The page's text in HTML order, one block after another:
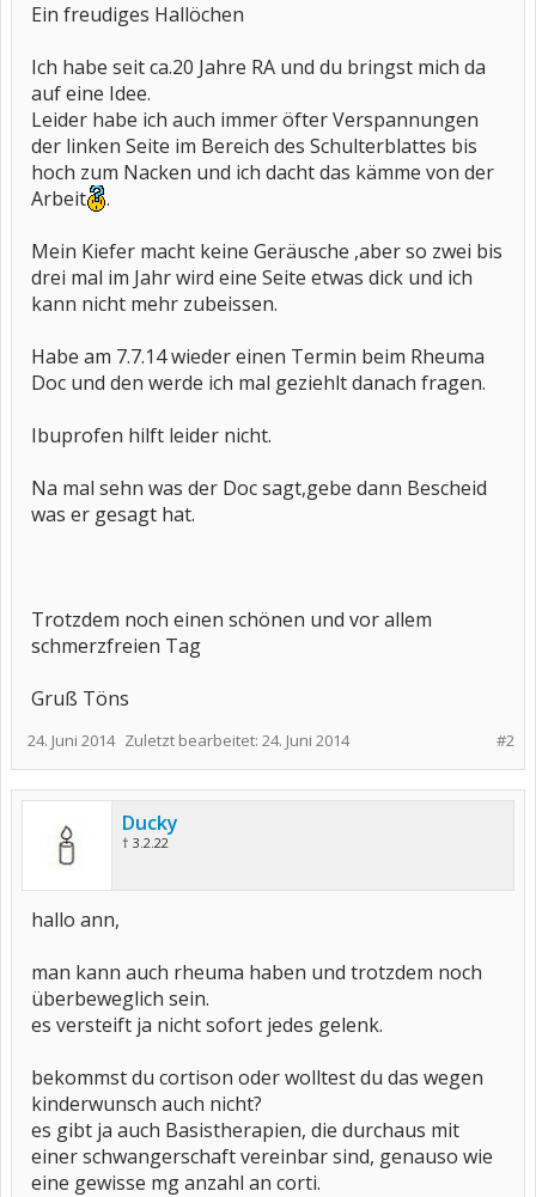
Ein freudiges Hallöchen
Ich habe seit ca.20 Jahre RA und du bringst mich da
auf eine Idee.
Leider habe ich auch immer öfter Verspannungen
der linken Seite im Bereich des Schulterblattes bis
hoch zum Nacken und ich dacht das kämme von der
Arbeit
.
Mein Kiefer macht keine Geräusche ,aber so zwei bis
drei mal im Jahr wird eine Seite etwas dick und ich
kann nicht mehr zubeissen.
Habe am 7.7.14 wieder einen Termin beim Rheuma
Doc und den werde ich mal geziehlt danach fragen.
Ibuprofen hilft leider nicht.
Na mal sehn was der Doc sagt,gebe dann Bescheid
was er gesagt hat.
Trotzdem noch einen schönen und vor allem
schmerzfreien Tag
Gruß Töns
#2
24. Juni 2014 Zuletzt bearbeitet: 24. Juni 2014
Ducky
† 3.2.22
hallo ann,
man kann auch rheuma haben und trotzdem noch
überbeweglich sein.
es versteift ja nicht sofort jedes gelenk.
bekommst du cortison oder wolltest du das wegen
kinderwunsch auch nicht?
es gibt ja auch Basistherapien, die durchaus mit
einer schwangerschaft vereinbar sind, genauso wie
eine gewisse mg anzahl an corti.